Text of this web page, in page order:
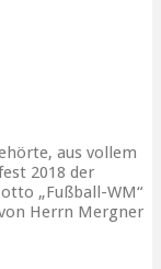
aus vollem
2018 der
„Fußball-WM“
Herrn Mergner